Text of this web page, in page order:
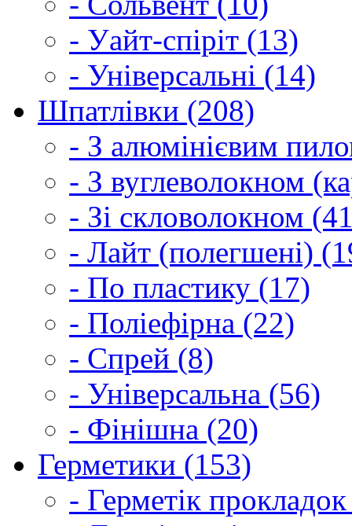
- Уайт-спіріт (13)
- Універсальні (14)
Шпатлівки (208)
- З алюмінієвим
- З вуглеволокном
- Зі скловолокном
- Лайт (полегшені)
- По пластику (17)
- Поліефірна (22)
- Спрей (8)
- Універсальна (56)
- Фінішна (20)
Герметики (153)
- Герметік